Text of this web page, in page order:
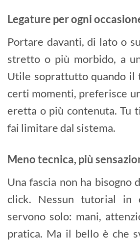
Legature per ogni
Portare davanti, di lato o
stretto o più morbido, a
Utile soprattutto quando il
certi momenti, preferisce
eretta o più contenuta. Tu
fai limitare dal sistema.
Meno tecnica, più
Una fascia non ha bisogno
click. Nessun tutorial in
servono solo: mani,
pratica. Ma il bello è che